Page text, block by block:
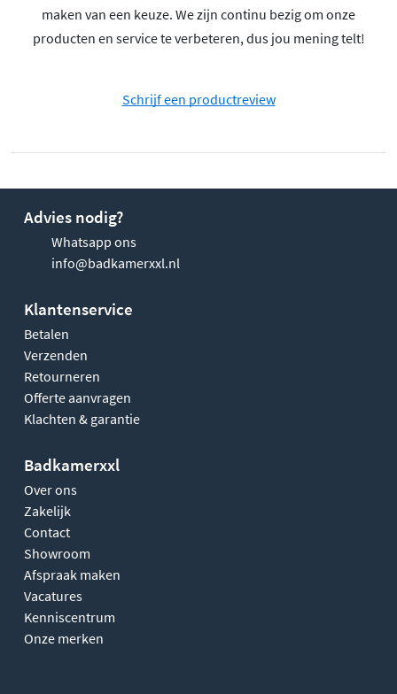
maken van een keuze. We zijn continu bezig om onze
producten en service te verbeteren, dus jou mening telt!
Schrijf een productreview
Advies nodig?
Whatsapp ons
info@badkamerxxl.nl
Klantenservice
Betalen
Verzenden
Retourneren
Offerte aanvragen
Klachten & garantie
Badkamerxxl
Over ons
Zakelijk
Contact
Showroom
Afspraak maken
Vacatures
Kenniscentrum
Onze merken